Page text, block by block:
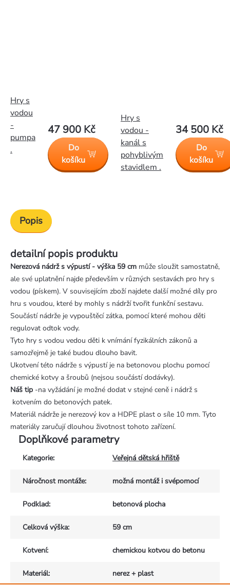
Hry s
vodou
-
pumpa
.
47 900 Kč
Do
košíku
Hry s
vodou -
kanál s
pohyblivým
stavidlem .
34 500 Kč
Do
košíku
Popis
detailní popis produktu
Nerezová nádrž s výpustí - výška 59 cm může sloužit samostatně,
ale své uplatnění najde především v různých sestavách pro hry s
vodou (pískem). V souvisejícím zboží najdete další možné díly pro
hru s voudou, které by mohly s nádrží tvořit funkční sestavu.
Součástí nádrže je vypouštěcí zátka, pomocí které mohou děti
regulovat odtok vody.
Tyto hry s vodou vedou děti k vnímání fyzikálních zákonů a
samozřejmě je také budou dlouho bavit.
Ukotvení této nádrže s výpustí je na betonovou plochu pomocí
chemické kotvy a šroubů (nejsou součástí dodávky).
Náš tip -na vyžádání je možné dodat v stejné ceně i nádrž s
kotvením do betonových patek.
Materiál nádrže je nerezový kov a HDPE plast o síle 10 mm. Tyto
materiály zaručují dlouhou životnost tohoto zařízení.
Doplňkové parametry
Kategorie: Veřejná dětská hřiště
Náročnost montáže: možná montáž i svépomocí
Podklad: betonová plocha
Celková výška: 59 cm
Kotvení: chemickou kotvou do betonu
Materiál: nerez + plast